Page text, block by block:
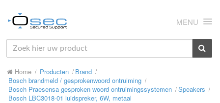
MENU
HOME
OVER ONS
NIEUWS
Home Producten
Brand
Bosch brandmeld / gesprokenwoord ontruiming
Bosch Praesensa gesproken woord ontruimingssystemen
Speakers
Bosch LBC3018-01 luidspreker, 6W, metaal